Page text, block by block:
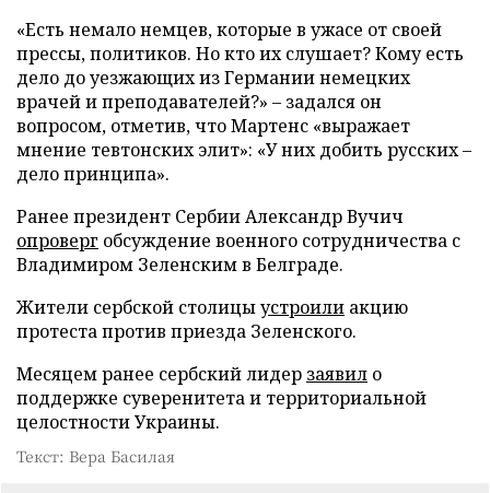
«Есть немало немцев, которые в ужасе от своей
прессы, политиков. Но кто их слушает? Кому есть
дело до уезжающих из Германии немецких
врачей и преподавателей?» – задался он
вопросом, отметив, что Мартенс «выражает
мнение тевтонских элит»: «У них добить русских –
дело принципа».
Ранее президент Сербии Александр Вучич
опроверг обсуждение военного сотрудничества с
Владимиром Зеленским в Белграде.
Жители сербской столицыустроили акцию
протеста против приезда Зеленского.
Месяцем ранее сербский лидер заявил о
поддержке суверенитета и территориальной
целостности Украины.
Текст: Вера Басилая